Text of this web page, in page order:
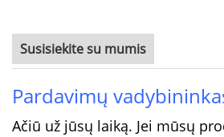
Susisiekite su mumis
Pardavimų
Ačiū už jūsų laiką. Jei mūsų